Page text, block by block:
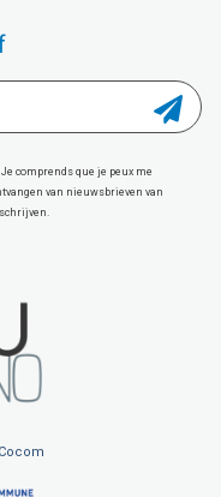
comprends que je peux me
van nieuwsbrieven van